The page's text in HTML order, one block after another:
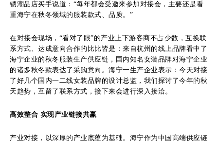
锁潮品店买手说道：“每年都会受邀来参加对接会，主要还是看
重海宁在秋冬领域的服装款式、品质。”
在对接会现场，“看对了眼”的产业上下游客商不占少数，互换联
系方式、达成意向合作的比比皆是：来自杭州的线上品牌看中了
海宁企业的秋冬服装生产供应链，国内知名女装品牌对海宁企业
的诸多秋冬款表达了采购意向。海宁一生产企业表示：今天对接
了好几个国内一二线女装品牌的设计总监，我们探讨了今年的秋
天趋势，互留了联系方式，接下来会进行深入接洽。
高效整合 实现产业链接共赢
产业对接，以深厚的产业底蕴为基础。海宁作为中国高端供应链